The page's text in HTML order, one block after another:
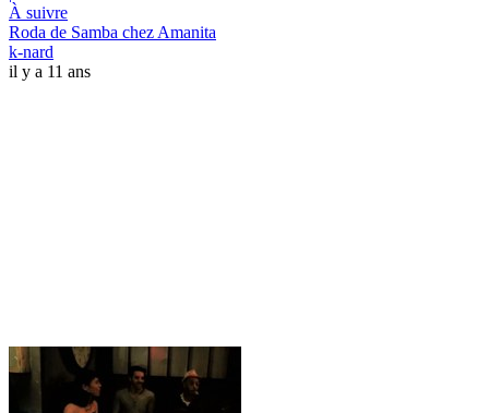
À suivre
Roda de Samba chez Amanita
k-nard
il y a 11 ans